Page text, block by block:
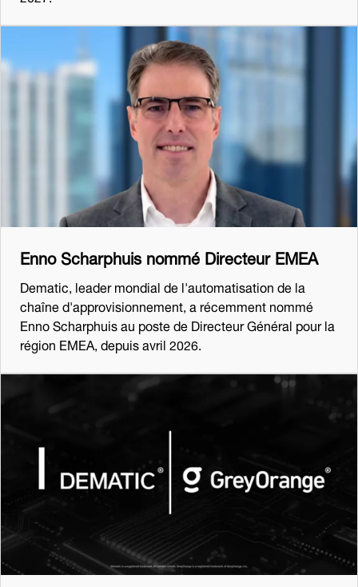
Enno Scharphuis nommé Directeur EMEA
Dematic, leader mondial de l'automatisation de la
chaîne d'approvisionnement, a récemment nommé
Enno Scharphuis au poste de Directeur Général pour la
région EMEA, depuis avril 2026.